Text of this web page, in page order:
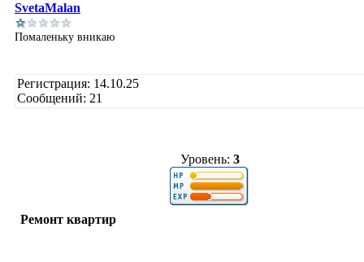
SvetaMalan
Помаленьку вникаю
Регистрация: 14.10.25
Сообщений: 21
Уровень: 3
Ремонт квартир